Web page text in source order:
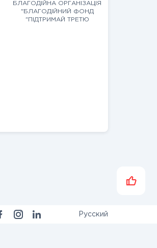
БЛАГОДІЙНА ОРГАНІЗАЦІЯ
"БЛАГОДІЙНИЙ ФОНД
"ПІДТРИМАЙ ТРЕТЮ
Русский